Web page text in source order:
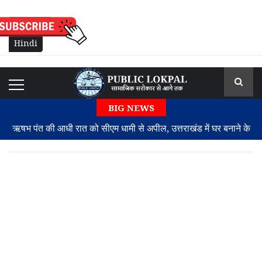
English
Hindi
BIG NEWS
ऋषभ पंत की आधी रात को सीएम धामी से अपील, उत्तराखंड में घर बनाने के